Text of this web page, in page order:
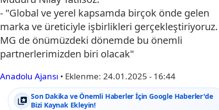
- "Global ve yerel kapsamda birçok önde gelen
marka ve üreticiyle işbirlikleri gerçekleştiriyoruz.
MG de önümüzdeki dönemde bu önemli
partnerlerimizden biri olacak"
Anadolu Ajansı • Eklenme: 24.01.2025 - 16:44
Son Dakika ve Önemli Haberler İçin Google Haberler'de
Bizi Kaynak Ekleyin!